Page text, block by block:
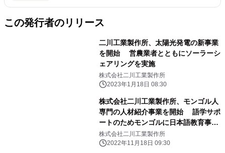
この発行者のリリース
二川工業製作所、太陽光発電の新事業
を開始 営農業者とともにソーラーシ
ェアリングを実施
株式会社二川工業製作所
2023年1月18日 08:30
株式会社二川工業製作所、モンゴル人
専門の人材紹介事業を開始 語学サポ
ートのためモンゴルに日本語教育事務
所を設立
株式会社二川工業製作所
2022年11月18日 09:30